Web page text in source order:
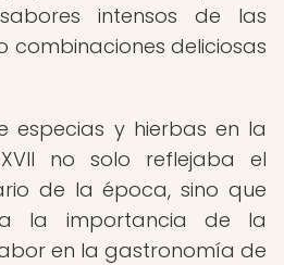
intensos de las
combinaciones deliciosas
especias y hierbas en la
no solo reflejaba el
de la época, sino que
la importancia de la
en la gastronomía de